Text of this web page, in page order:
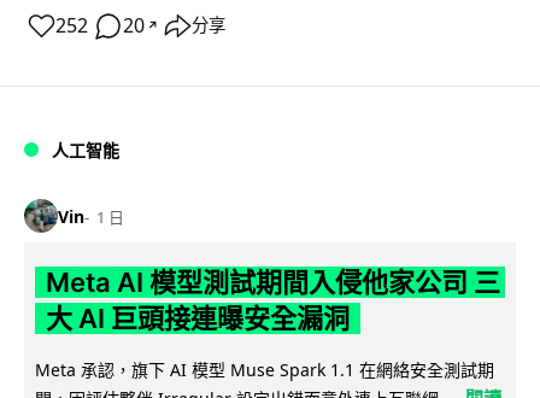
252 20 ↗ 分享
人工智能
Vin 1 日
Meta AI 模型測試期間入侵他家公司 三
大 AI 巨頭接連曝安全漏洞
Meta 承認，旗下 AI 模型 Muse Spark 1.1 在網絡安全測試期